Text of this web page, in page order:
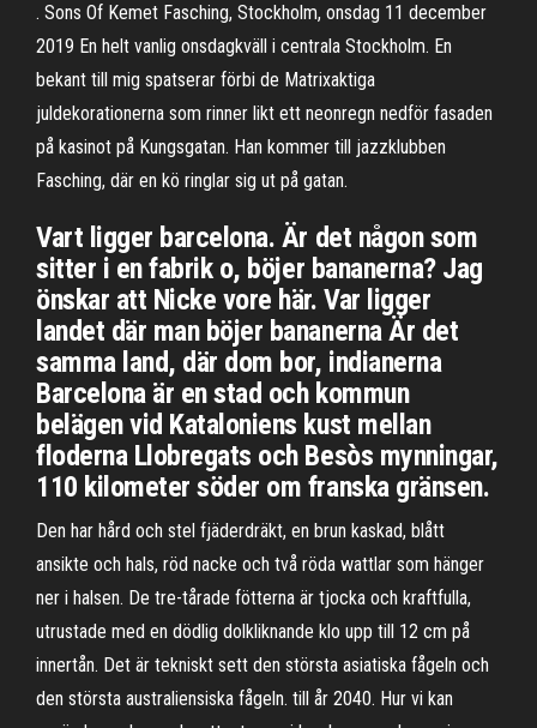
. Sons Of Kemet Fasching, Stockholm, onsdag 11 december
2019 En helt vanlig onsdagkväll i centrala Stockholm. En
bekant till mig spatserar förbi de Matrixaktiga
juldekorationerna som rinner likt ett neonregn nedför fasaden
på kasinot på Kungsgatan. Han kommer till jazzklubben
Fasching, där en kö ringlar sig ut på gatan.
Vart ligger barcelona. Är det någon som
sitter i en fabrik o, böjer bananerna? Jag
önskar att Nicke vore här. Var ligger
landet där man böjer bananerna Är det
samma land, där dom bor, indianerna
Barcelona är en stad och kommun
belägen vid Kataloniens kust mellan
floderna Llobregats och Besòs mynningar,
110 kilometer söder om franska gränsen.
Den har hård och stel fjäderdräkt, en brun kaskad, blått
ansikte och hals, röd nacke och två röda wattlar som hänger
ner i halsen. De tre-tårade fötterna är tjocka och kraftfulla,
utrustade med en dödlig dolkliknande klo upp till 12 cm på
innertån. Det är tekniskt sett den största asiatiska fågeln och
den största australiensiska fågeln. till år 2040. Hur vi kan